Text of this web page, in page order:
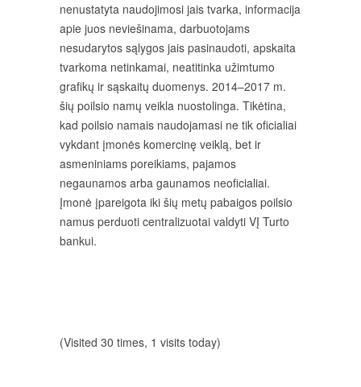
nenustatyta naudojimosi jais tvarka, informacija
apie juos neviešinama, darbuotojams
nesudarytos sąlygos jais pasinaudoti, apskaita
tvarkoma netinkamai, neatitinka užimtumo
grafikų ir sąskaitų duomenys. 2014–2017 m.
šių poilsio namų veikla nuostolinga. Tikėtina,
kad poilsio namais naudojamasi ne tik oficialiai
vykdant įmonės komercinę veiklą, bet ir
asmeniniams poreikiams, pajamos
negaunamos arba gaunamos neoficialiai.
Įmonė įpareigota iki šių metų pabaigos poilsio
namus perduoti centralizuotai valdyti VĮ Turto
bankui.
(Visited 30 times, 1 visits today)